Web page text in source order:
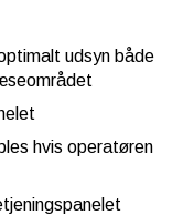
udsyn både
hvis operatøren